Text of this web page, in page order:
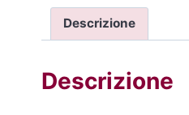
Descrizione
Descrizione